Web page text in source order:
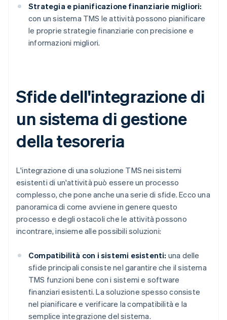
Strategia e pianificazione finanziarie migliori:
con un sistema TMS le attività possono pianificare
le proprie strategie finanziarie con precisione e
informazioni migliori.
Sfide dell'integrazione di
un sistema di gestione
della tesoreria
L'integrazione di una soluzione TMS nei sistemi
esistenti di un'attività può essere un processo
complesso, che pone anche una serie di sfide. Ecco una
panoramica di come avviene in genere questo
processo e degli ostacoli che le attività possono
incontrare, insieme alle possibili soluzioni:
Compatibilità con i sistemi esistenti: una delle
sfide principali consiste nel garantire che il sistema
TMS funzioni bene con i sistemi e software
finanziari esistenti. La soluzione spesso consiste
nel pianificare e verificare la compatibilità e la
semplice integrazione del sistema.